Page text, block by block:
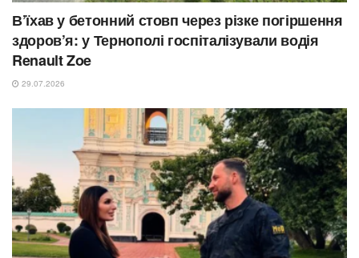
В’їхав у бетонний стовп через різке погіршення
здоров’я: у Тернополі госпіталізували водія
Renault Zoe
29.07.2026